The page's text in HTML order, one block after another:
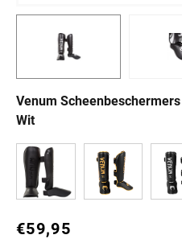
Venum
Wit
Normale prijs
€59,95